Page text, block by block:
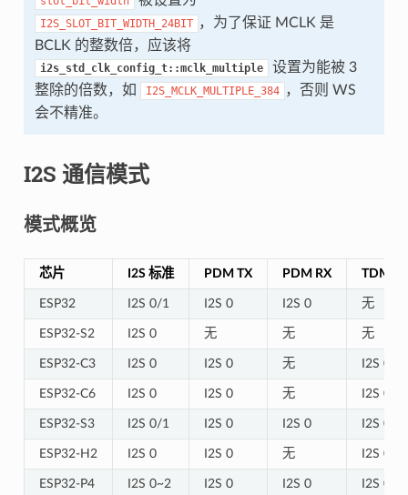
I2S_SLOT_BIT_WIDTH_24BIT ，为了保证 MCLK 是
BCLK 的整数倍，应该将
i2s_std_clk_config_t::mclk_multiple
设置为能被 3
整除的倍数，如
I2S_MCLK_MULTIPLE_384 ，否则 WS
会不精准。
I2S 通信模式
模式概览
芯片 I2S 标准 PDM TX PDM RX TDM
ESP32 I2S 0/1 I2S 0 I2S 0 无
ESP32-S2 I2S 0 无 无 无
ESP32-C3 I2S 0 I2S 0 无 I2S 0
ESP32-C6 I2S 0 I2S 0 无 I2S 0
ESP32-S3 I2S 0/1 I2S 0 I2S 0 I2S 0/1
ESP32-H2 I2S 0 I2S 0 无 I2S 0
ESP32-P4 I2S 0~2 I2S 0 I2S 0 I2S 0~2